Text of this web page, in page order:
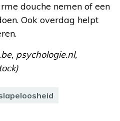
douche nemen of een
Ook overdag helpt
psychologie.nl,